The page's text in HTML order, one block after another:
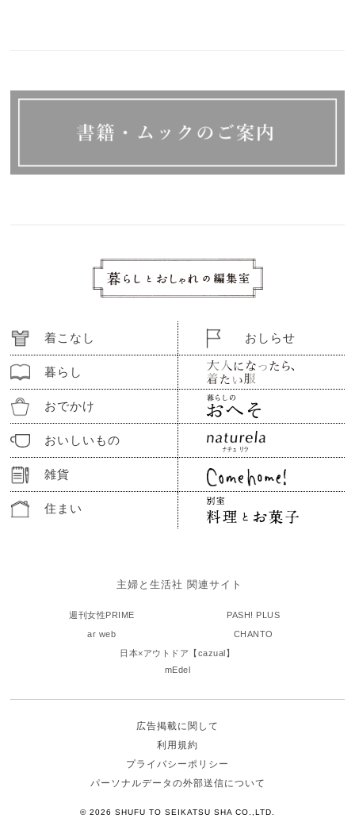
着こなし
暮らし
おでかけ
おいしいもの
雑貨
住まい
おしらせ
主婦と生活社 関連サイト
週刊女性PRIME
PASH! PLUS
ar web
CHANTO
日本×アウトドア【cazual】
mEdel
広告掲載に関して
利用規約
プライバシーポリシー
パーソナルデータの外部送信について
© 2026 SHUFU TO SEIKATSU SHA CO.,LTD.